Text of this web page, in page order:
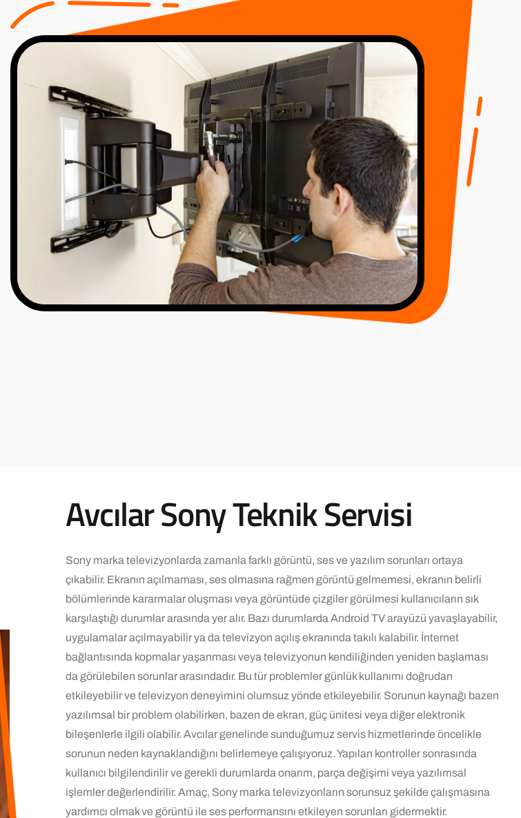
Avcılar Sony Teknik Servisi
Sony marka televizyonlarda zamanla farklı görüntü, ses ve yazılım sorunları ortaya
çıkabilir. Ekranın açılmaması, ses olmasına rağmen görüntü gelmemesi, ekranın belirli
bölümlerinde kararmalar oluşması veya görüntüde çizgiler görülmesi kullanıcıların sık
karşılaştığı durumlar arasında yer alır. Bazı durumlarda Android TV arayüzü yavaşlayabilir,
uygulamalar açılmayabilir ya da televizyon açılış ekranında takılı kalabilir. İnternet
bağlantısında kopmalar yaşanması veya televizyonun kendiliğinden yeniden başlaması
da görülebilen sorunlar arasındadır. Bu tür problemler günlük kullanımı doğrudan
etkileyebilir ve televizyon deneyimini olumsuz yönde etkileyebilir. Sorunun kaynağı bazen
yazılımsal bir problem olabilirken, bazen de ekran, güç ünitesi veya diğer elektronik
bileşenlerle ilgili olabilir. Avcılar genelinde sunduğumuz servis hizmetlerinde öncelikle
sorunun neden kaynaklandığını belirlemeye çalışıyoruz. Yapılan kontroller sonrasında
kullanıcı bilgilendirilir ve gerekli durumlarda onarım, parça değişimi veya yazılımsal
işlemler değerlendirilir. Amaç, Sony marka televizyonların sorunsuz şekilde çalışmasına
yardımcı olmak ve görüntü ile ses performansını etkileyen sorunları gidermektir.